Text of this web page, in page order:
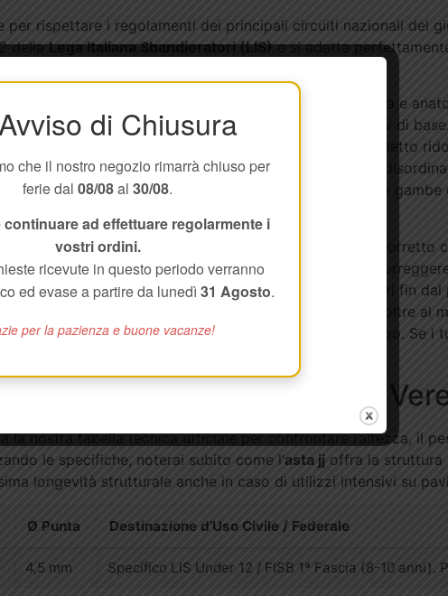
rispettare i regolamenti dei principali circuiti nazionali del
dellaLega Italiana Sbandieratori (LIS)e si adatta
studiato appositamente per garantire una presa salda e
dei primi passaggi sottogamba e delle rotazioni di
poliuretanica del paracolpi cilindrico G1 (con filetto
delle fibre e azzerando l’effetto di rimbalzo
drasticamente il rischio che l’asta schizzi via verso le
gruppo storico. Un attrezzo bilanciato in modo scorretto
si traducono rapidamente in vizi posturali difficili da
i piccoli sbandieratori apprendono i movimenti corretti fin dal
La straordinaria resistenza alle rotture riduce inoltre al
un investimento eccezionalmente duraturo nel tempo. Se i
JJ con gli altri Modelli
la nostra tabella tecnica ufficiale per confrontare l’altezza, il
le specifiche, noterai subito come l’asta jj offra la struttura
longevità strutturale anche in caso di utilizzi intensivi su
Ø Punta Destinazione d’Uso Civile / Federale
4,5 mm Specifico LIS Under 12 / FISB 1ª Fascia (8-10 anni).
di Chiusura
che il nostro negozio rimarrà chiuso per
ferie dal 08/08al 30/08.
ad effettuare regolarmente i
vostri ordini.
ricevute in questo periodo verranno
ed evase a partire da lunedì 31 Agosto.
per la pazienza e buone vacanze!